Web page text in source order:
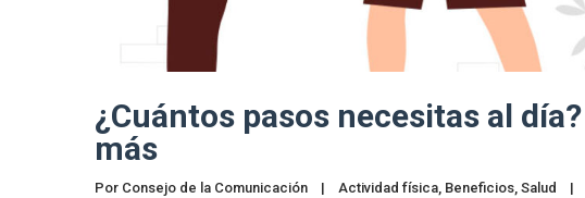
¿Cuántos pasos necesitas al
más
Por Consejo de la Comunicación | Actividad física, Beneficios, Salud |